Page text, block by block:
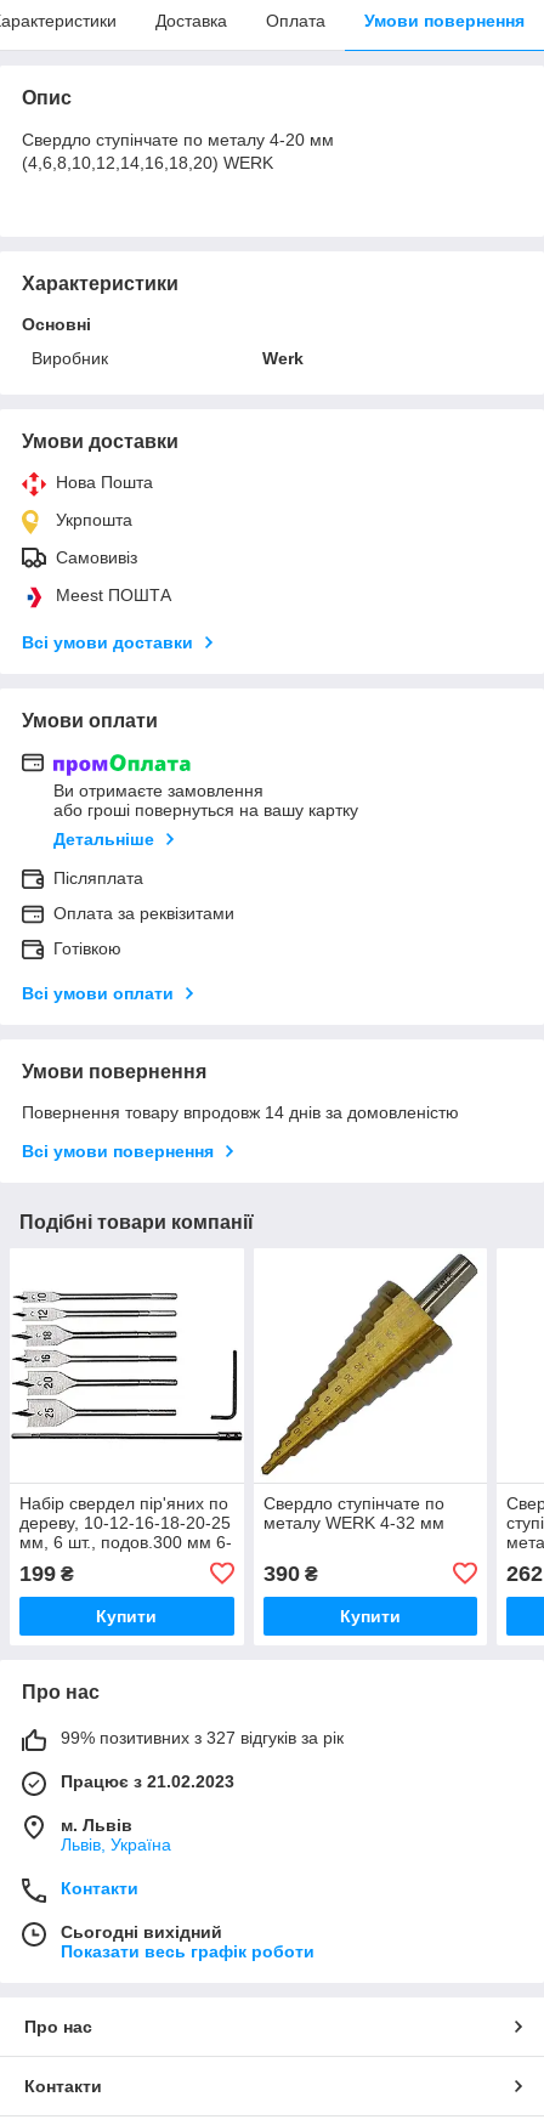
Доставка Оплата Умови повернення
Опис
Свердло ступінчате по металу 4-20 мм
(4,6,8,10,12,14,16,18,20) WERK
Характеристики
Основні
Виробник
Werk
Умови доставки
Нова Пошта
Укрпошта
Самовивіз
Meest ПОШТА
Всі умови доставки
Умови оплати
Ви отримаєте замовлення
або гроші повернуться на вашу картку
Детальніше
Післяплата
Оплата за реквізитами
Готівкою
Всі умови оплати
Умови повернення
Повернення товару впродовж 14 днів за домовленістю
Всі умови повернення
Подібні товари компанії
Набір свердел пір'яних по
дереву, 10-12-16-18-20-25
мм, 6 шт., подов.300 мм 6-
199 ₴
Купити
Свердло ступінчате по
металу WERK 4-32 мм
390₴
Купити
262
Про нас
99% позитивних з 327 відгуків за рік
Працює з 21.02.2023
м. Львів
Львів, Україна
Контакти
Сьогодні вихідний
Показати весь графік роботи
Про нас
Контакти